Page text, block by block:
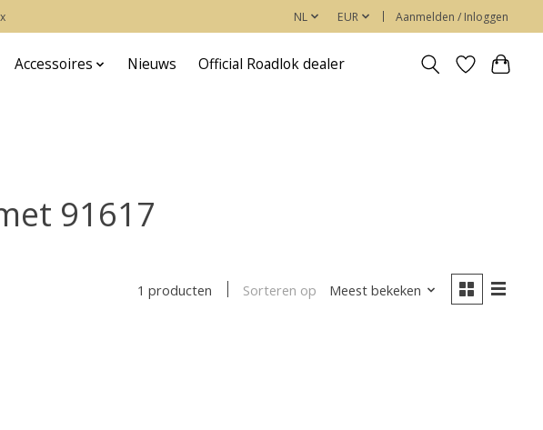
NL EUR Aanmelden / Inloggen
Accessoires Nieuws Official Roadlok dealer
91617
1 producten Sorteren op Meest bekeken